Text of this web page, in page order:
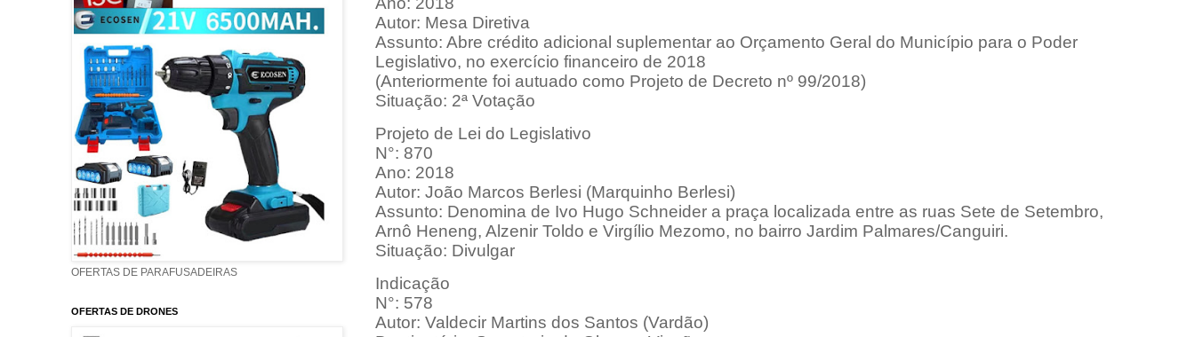
Autor: Mesa Diretiva
Assunto: Abre crédito adicional suplementar ao Orçamento Geral do Município para o Poder
Legislativo, no exercício financeiro de 2018
(Anteriormente foi autuado como Projeto de Decreto nº 99/2018)
Situação: 2ª Votação
Projeto de Lei do Legislativo
N°: 870
Ano: 2018
Autor: João Marcos Berlesi (Marquinho Berlesi)
Assunto: Denomina de Ivo Hugo Schneider a praça localizada entre as ruas Sete de Setembro,
Arnô Heneng, Alzenir Toldo e Virgílio Mezomo, no bairro Jardim Palmares/Canguiri.
Situação: Divulgar
Indicação
N°: 578
Autor: Valdecir Martins dos Santos (Vardão)
OFERTAS DE PARAFUSADEIRAS
OFERTAS DE DRONES